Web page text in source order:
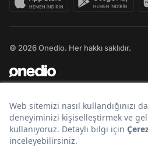
© 2026 Onedio. Her hakkı saklıdır.
Bir markasıdır.